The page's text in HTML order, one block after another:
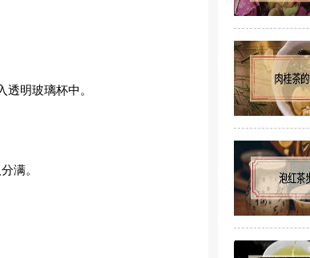
明玻璃杯中。
满。